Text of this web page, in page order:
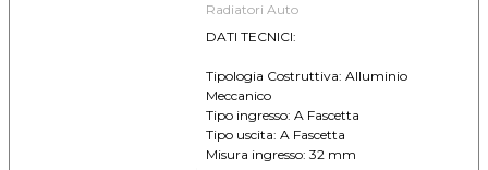
Radiatori Auto
DATI TECNICI:
Tipologia Costruttiva: Alluminio
Meccanico
Tipo ingresso: A Fascetta
Tipo uscita: A Fascetta
Misura ingresso: 32 mm